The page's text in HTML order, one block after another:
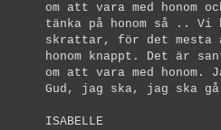
om att vara med honom
tänka på honom så ..
skrattar, för det mesta
honom knappt. Det är
om att vara med
Gud, jag ska, jag ska
ISABELLE